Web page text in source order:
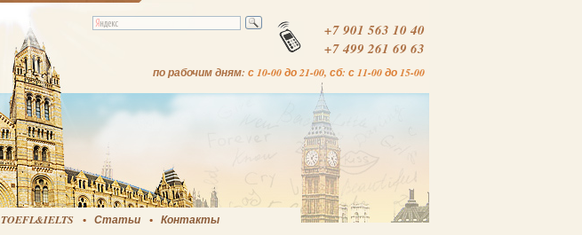
+7 901 563 10 40
+7 499 261 69 63
по рабочим дням: с 10-00 до 21-00, сб: с 11-00 до 15-00
TOEFL&IELTS Статьи Контакты